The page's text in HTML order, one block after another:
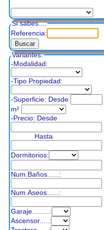
Si sabes...:
Referencia:
Variantes:
-Modalidad:
-Tipo Propiedad:
-Superficie: Desde
m²
-Precio: Desde
Hasta
Dormitorios:
Num.Baños......:
Num.Aseos......:
Garaje.........:
Ascensor.....: